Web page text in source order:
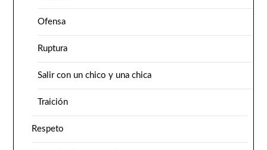
Ofensa
Ruptura
Salir con un chico y una chica
Traición
Respeto